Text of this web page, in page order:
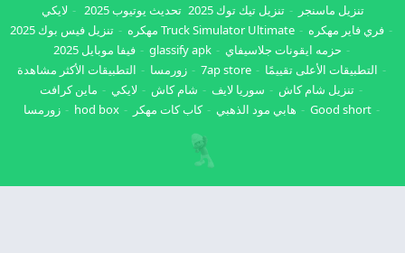
تنزيل ماسنجر تنزيل تيك توك 2025
تحديث يوتيوب 2025
لايكي
فري فاير مهكره
Truck Simulator Ultimate مهكره
تنزيل فيس بوك 2025
حزمه ايقونات جلاسيفاي
glassify apk
فيفا موبايل 2025
التطبيقات الأعلى تقييمًا
7ap store زورمسا
التطبيقات الأكثر مشاهدة
تنزيل شام كاش
سوريا لايف شام كاش لايكي
ماين كرافت
Good short
هابي مود الذهبي كاب كات مهكر hod box زورمسا